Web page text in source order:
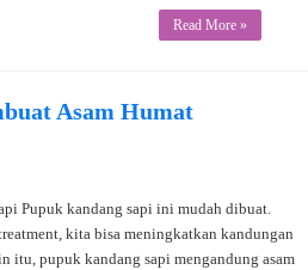
Read More »
Asam Humat
Pupuk kandang sapi ini mudah dibuat.
kita bisa meningkatkan kandungan
itu, pupuk kandang sapi mengandung asam